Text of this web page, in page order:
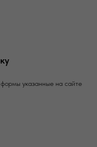
указанные на сайте